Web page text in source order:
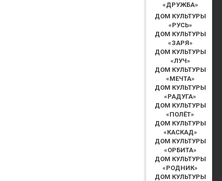
«ДРУЖБА»
ДОМ КУЛЬТУРЫ
«РУСЬ»
ДОМ КУЛЬТУРЫ
«ЗАРЯ»
ДОМ КУЛЬТУРЫ
«ЛУЧ»
ДОМ КУЛЬТУРЫ
«МЕЧТА»
ДОМ КУЛЬТУРЫ
«РАДУГА»
ДОМ КУЛЬТУРЫ
«ПОЛЁТ»
ДОМ КУЛЬТУРЫ
«КАСКАД»
ДОМ КУЛЬТУРЫ
«ОРБИТА»
ДОМ КУЛЬТУРЫ
«РОДНИК»
ДОМ КУЛЬТУРЫ